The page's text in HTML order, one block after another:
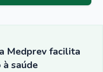
Medprev facilita
à saúde